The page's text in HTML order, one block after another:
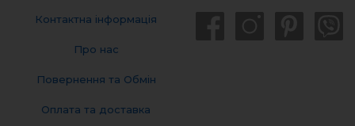
Контактна інформація
Про нас
Повернення та Обмін
Оплата та доставка